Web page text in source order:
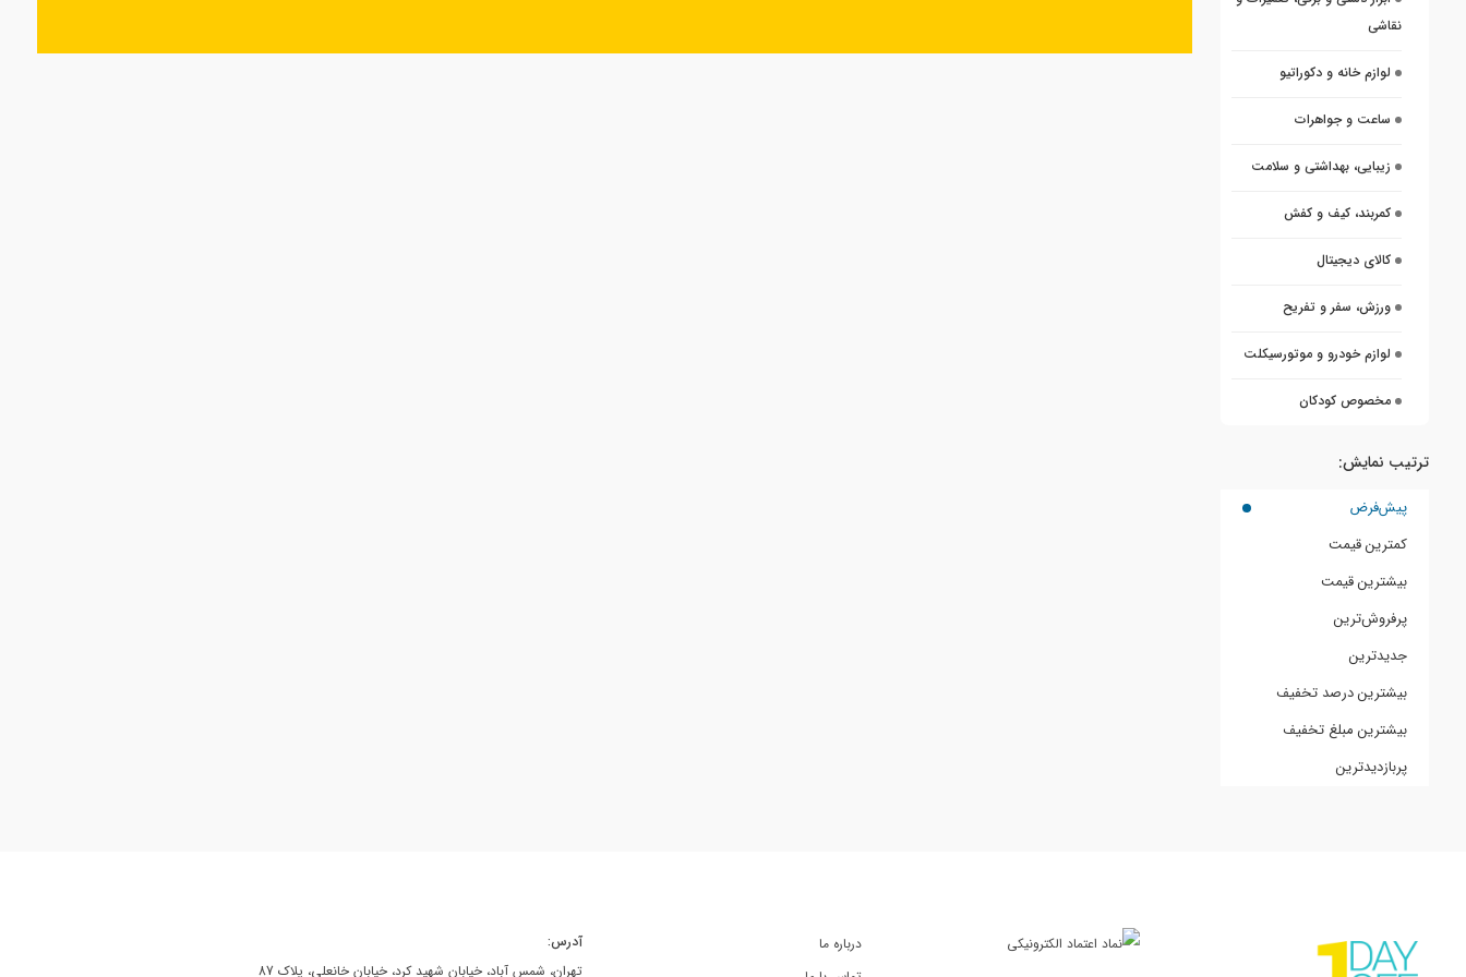
نقاشی
لوازم خانه و دکوراتیو
ساعت و جواهرات
زیبایی، بهداشتی و سلامت
کمربند، کیف و کفش
کالای دیجیتال
ورزش، سفر و تفریح
لوازم خودرو و موتورسیکلت
مخصوص کودکان
ترتیب نمایش:
پیش‌فرض
کمترین قیمت
بیشترین قیمت
پرفروش‌ترین
جدیدترین
بیشترین درصد تخفیف
بیشترین مبلغ تخفیف
پربازدیدترین
درباره ما
آدرس:
تهران، شمس آباد، خیابان شهید کرد، خیابان خانعلی، پلاک 87